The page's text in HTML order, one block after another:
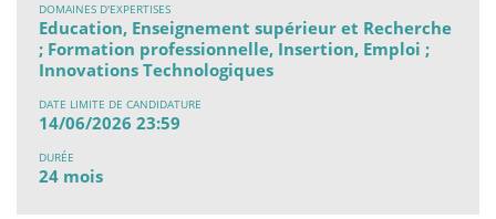
DOMAINES D'EXPERTISES
Education, Enseignement supérieur et Recherche
; Formation professionnelle, Insertion, Emploi ;
Innovations Technologiques
DATE LIMITE DE CANDIDATURE
14/06/2026 23:59
DURÉE
24 mois